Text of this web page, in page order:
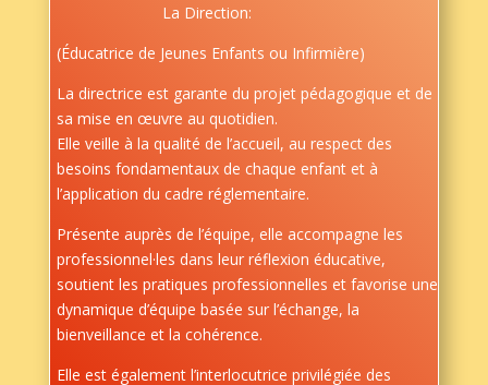
La Direction:
(Éducatrice de Jeunes Enfants ou Infirmière)
La directrice est garante du projet pédagogique et de
sa mise en œuvre au quotidien.
Elle veille à la qualité de l’accueil, au respect des
besoins fondamentaux de chaque enfant et à
l’application du cadre réglementaire.
Présente auprès de l’équipe, elle accompagne les
professionnel·les dans leur réflexion éducative,
soutient les pratiques professionnelles et favorise une
dynamique d’équipe basée sur l’échange, la
bienveillance et la cohérence.
Elle est également l’interlocutrice privilégiée des